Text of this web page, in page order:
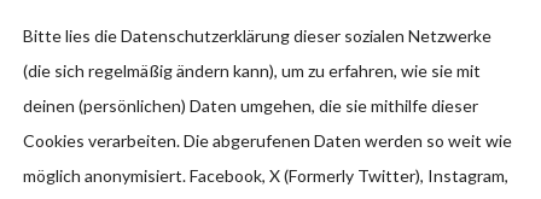
Bitte lies die Datenschutzerklärung dieser sozialen Netzwerke
(die sich regelmäßig ändern kann), um zu erfahren, wie sie mit
deinen (persönlichen) Daten umgehen, die sie mithilfe dieser
Cookies verarbeiten. Die abgerufenen Daten werden so weit wie
möglich anonymisiert. Facebook, X (Formerly Twitter), Instagram,